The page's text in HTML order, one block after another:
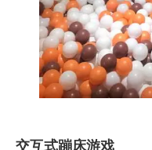
交互式蹦床游戏